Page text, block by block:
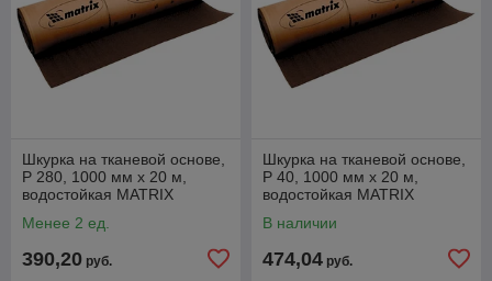
Шкурка на тканевой основе,
P 280, 1000 мм х 20 м,
водостойкая MATRIX
Менее 2 ед.
390,20 руб.
Шкурка на тканевой основе,
P 40, 1000 мм х 20 м,
водостойкая MATRIX
В наличии
474,04 руб.